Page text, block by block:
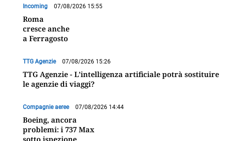
Incoming 07/08/2026 15:55
Roma
cresce anche
a Ferragosto
TTG Agenzie 07/08/2026 15:26
TTG Agenzie - L’intelligenza artificiale potrà sostituire
le agenzie di viaggi?
Compagnie aeree 07/08/2026 14:44
Boeing, ancora
problemi: i 737 Max
sotto ispezione